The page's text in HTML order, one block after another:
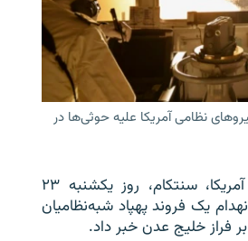
نظامی آمریکا علیه حوثی‌ها در
ستاد فرماندهی مرکزی آمریکا، سنتکام، روز یکشنبه ۲۳
یک فروند پهپاد شبه‌نظامیان
فراز خلیج عدن خبر داد.